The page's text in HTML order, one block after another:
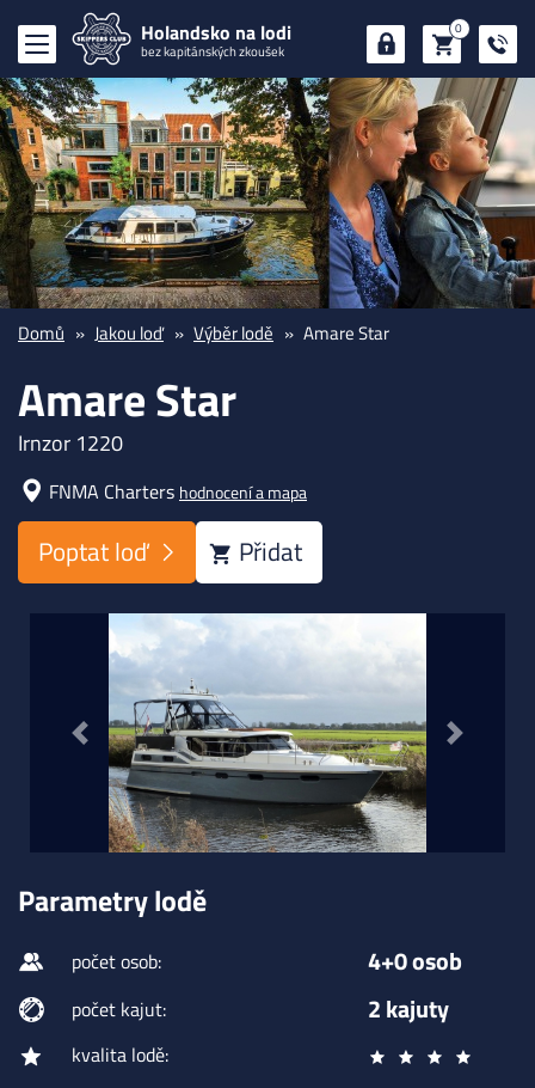
Holandsko na lodi
bez kapitánských zkoušek
0
Domů Jakou loď Výběr lodě Amare Star
Amare Star
Irnzor 1220
FNMA Charters hodnocení a mapa
Poptat loď Přidat
Previous Next
Parametry lodě
počet osob: 4+0 osob
počet kajut: 2 kajuty
kvalita lodě: